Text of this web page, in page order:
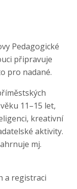
Pedagogické
připravuje
pro nadané.
11–15 let,
kreativní
aktivity.
mj.
a registraci